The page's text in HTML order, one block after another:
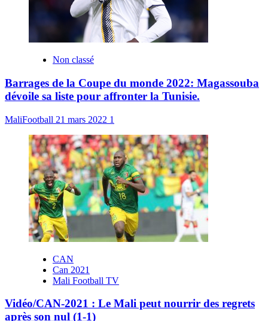
Non classé
Barrages de la Coupe du monde 2022: Magassouba
dévoile sa liste pour affronter la Tunisie.
MaliFootball 21 mars 2022 1
CAN
Can 2021
Mali Football TV
Vidéo/CAN-2021 : Le Mali peut nourrir des regrets
après son nul (1-1)